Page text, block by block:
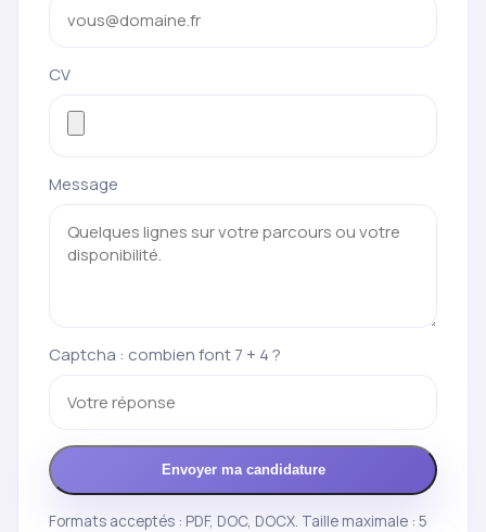
CV
Message
Captcha : combien font 7 + 4 ?
Envoyer ma candidature
Formats acceptés : PDF, DOC, DOCX. Taille maximale : 5